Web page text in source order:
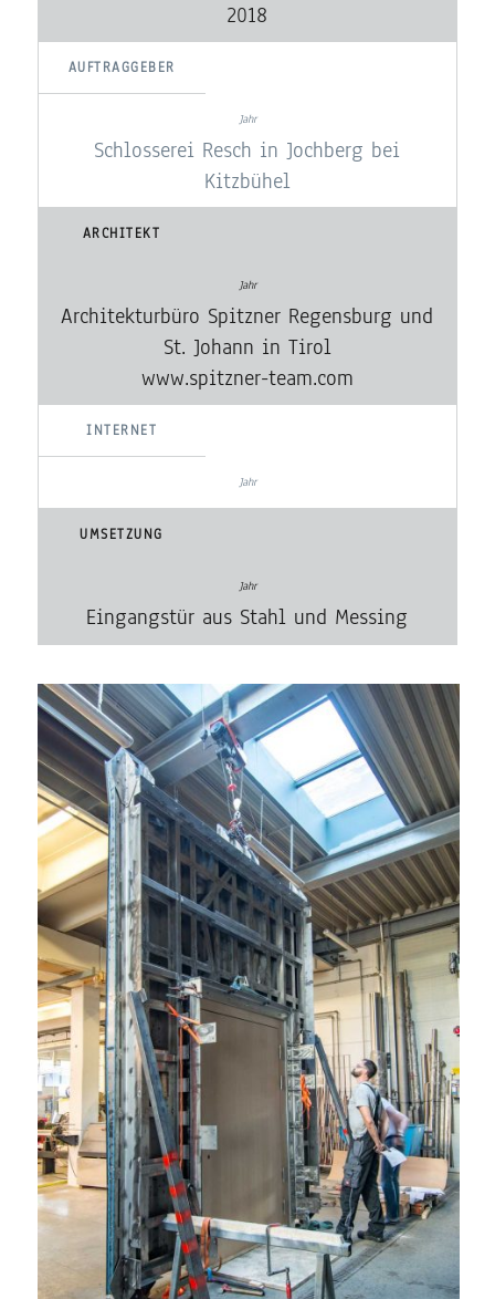
2018
AUFTRAGGEBER
Schlosserei Resch in Jochberg bei
Kitzbühel
ARCHITEKT
Architekturbüro Spitzner Regensburg und
St. Johann in Tirol
www.spitzner-team.com
INTERNET
UMSETZUNG
Eingangstür aus Stahl und Messing